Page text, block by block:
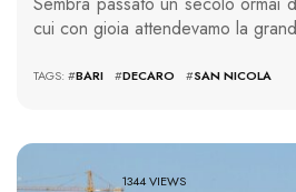
cui con gioia attendevamo la
TAGS: #BARI #DECARO #SAN NICOLA
1344 VIEWS